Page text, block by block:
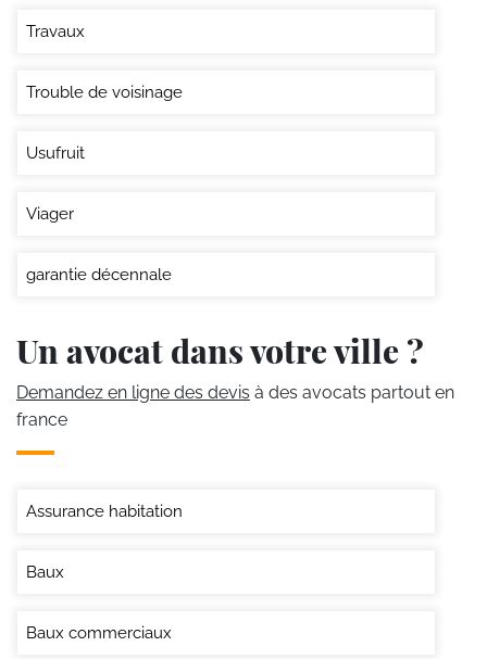
Travaux
Trouble de voisinage
Usufruit
Viager
garantie décennale
Un avocat dans votre ville ?
Demandez en ligne des devis à des avocats partout en
france
Assurance habitation
Baux
Baux commerciaux